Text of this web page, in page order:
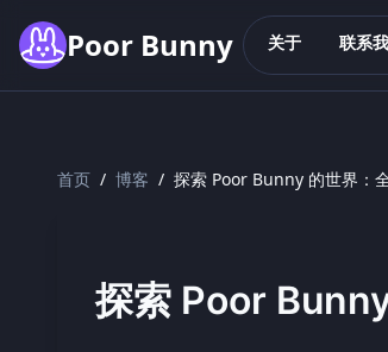
Poor Bunny 关于 联系
首页 / 博客 / 探索 Poor Bunny 的世界：
探索 Poor